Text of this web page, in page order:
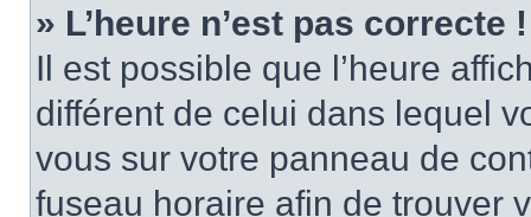
» L’heure n’est pas correcte !
Il est possible que l’heure
différent de celui dans lequel
vous sur votre panneau de
fuseau horaire afin de trouver